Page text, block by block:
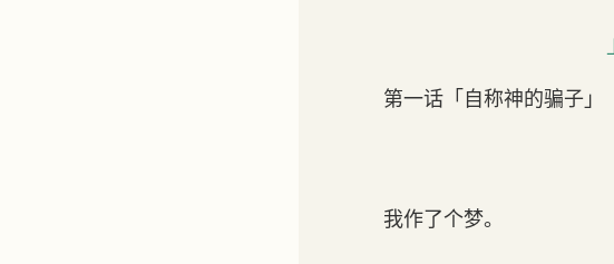
第一话「自称神的骗子」
我作了个梦。